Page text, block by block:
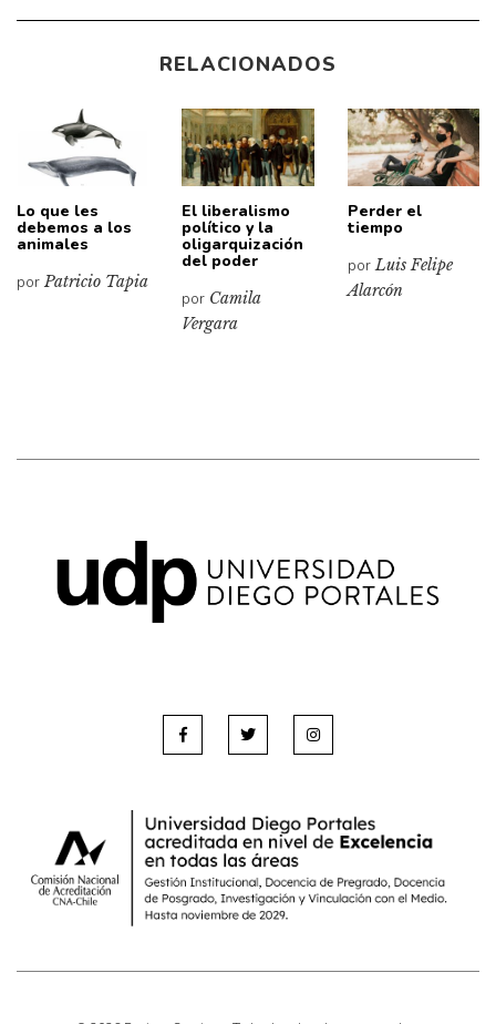
RELACIONADOS
Lo que les
debemos a los
animales
porPatricio Tapia
El liberalismo
político y la
oligarquización
del poder
por Camila
Vergara
Perder el
tiempo
porLuis Felipe
Alarcón